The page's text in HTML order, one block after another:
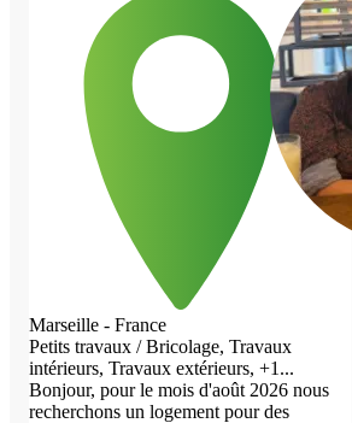
Marseille - France
Petits travaux / Bricolage, Travaux
intérieurs, Travaux extérieurs, +1...
Bonjour, pour le mois d'août 2026 nous
recherchons un logement pour des